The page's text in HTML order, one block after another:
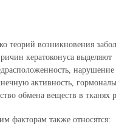
теорий возникновения
кератоконуса выделяют
активность,
обмена веществ в тканях
факторам также относятся: